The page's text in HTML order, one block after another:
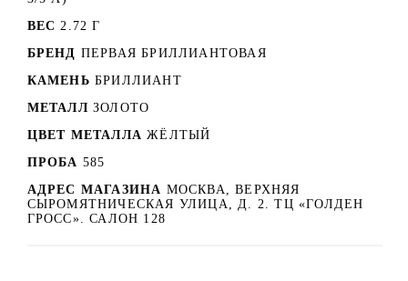
ВЕС 2.72 Г
БРЕНД ПЕРВАЯ БРИЛЛИАНТОВАЯ
КАМЕНЬ БРИЛЛИАНТ
МЕТАЛЛ ЗОЛОТО
ЦВЕТ МЕТАЛЛА ЖЁЛТЫЙ
ПРОБА 585
АДРЕС МАГАЗИНА МОСКВА, ВЕРХНЯЯ
СЫРОМЯТНИЧЕСКАЯ УЛИЦА, Д. 2. ТЦ «ГОЛДЕН
ГРОСС». САЛОН 128